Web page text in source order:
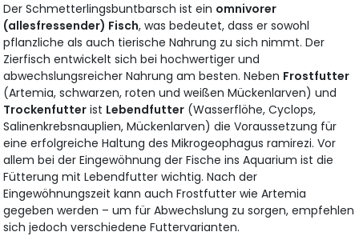
Der Schmetterlingsbuntbarsch ist ein omnivorer
(allesfressender) Fisch, was bedeutet, dass er sowohl
pflanzliche als auch tierische Nahrung zu sich nimmt. Der
Zierfisch entwickelt sich bei hochwertiger und
abwechslungsreicher Nahrung am besten. Neben Frostfutter
(Artemia, schwarzen, roten und weißen Mückenlarven) und
Trockenfutter ist Lebendfutter (Wasserflöhe, Cyclops,
Salinenkrebsnauplien, Mückenlarven) die Voraussetzung für
eine erfolgreiche Haltung des Mikrogeophagus ramirezi. Vor
allem bei der Eingewöhnung der Fische ins Aquarium ist die
Fütterung mit Lebendfutter wichtig. Nach der
Eingewöhnungszeit kann auch Frostfutter wie Artemia
gegeben werden – um für Abwechslung zu sorgen, empfehlen
sich jedoch verschiedene Futtervarianten.